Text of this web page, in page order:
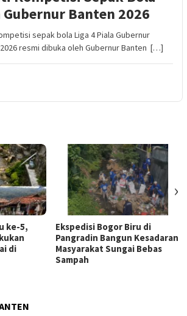
Gubernur Banten 2026
sepak bola Liga 4 Piala Gubernur
resmi dibuka oleh Gubernur Banten […]
ke-5,
di
Ekspedisi Bogor Biru di
Pangradin Bangun Kesadaran
Masyarakat Sungai Bebas
Sampah
›